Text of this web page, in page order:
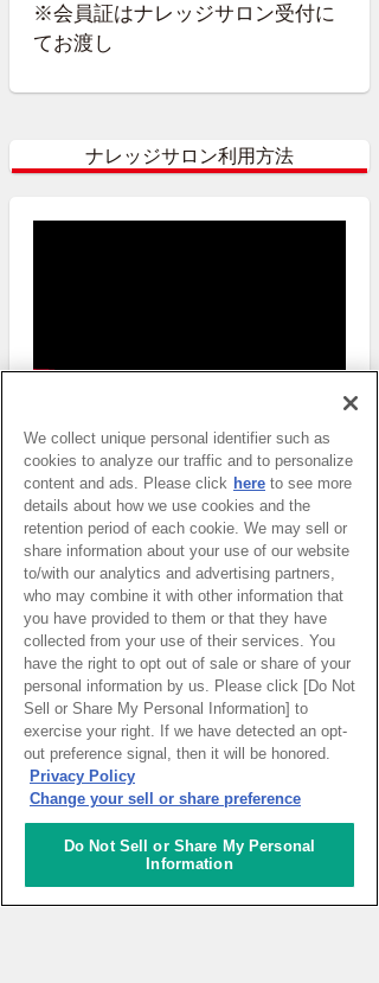
※会員証はナレッジサロン受付に
てお渡し
ナレッジサロン利用方法
入会のお申し込みは下記よりお進みくだ
さい。
入会申し込みはこちら
所在地
大阪市北区大深町3-１ グランフ
ロント大阪 北館 ナレッジキャピ
タル7F
営業時間
We collect unique personal identifier such as
cookies to analyze our traffic and to personalize
content and ads. Please click here to see more
details about how we use cookies and the
retention period of each cookie. We may sell or
share information about your use of our website
to/with our analytics and advertising partners,
who may combine it with other information that
you have provided to them or that they have
collected from your use of their services. You
have the right to opt out of sale or share of your
personal information by us. Please click [Do Not
Sell or Share My Personal Information] to
exercise your right. If we have detected an opt-
out preference signal, then it will be honored.
Privacy Policy
Change your sell or share preference
Do Not Sell or Share My Personal
Information